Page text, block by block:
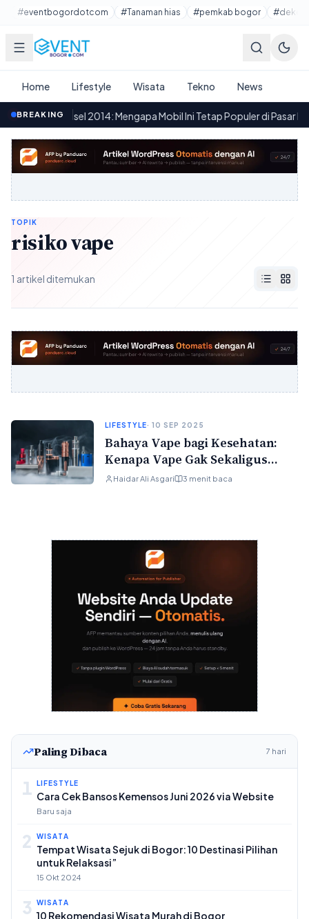
Lewati ke konten utama
#eventbogordotcom #Tanaman hias #pemkab bogor
Home Lifestyle Wisata Tekno News
BREAKING
V Diesel 2014: Mengapa Mobil Ini Tetap Populer di Pasar Mobil
TOPIK
risiko vape
1 artikel ditemukan
LIFESTYLE· 10 SEP 2025
Bahaya Vape bagi Kesehatan:
Kenapa Vape Gak Sekaligus
“Aman”
Haidar Ali Asgari 3 menit baca
Paling Dibaca 7 hari
1 LIFESTYLE
Cara Cek Bansos Kemensos Juni 2026 via Website
Baru saja
2 WISATA
Tempat Wisata Sejuk di Bogor: 10 Destinasi Pilihan
untuk Relaksasi”
15 Okt 2024
3 WISATA
10 Rekomendasi Wisata Murah di Bogor